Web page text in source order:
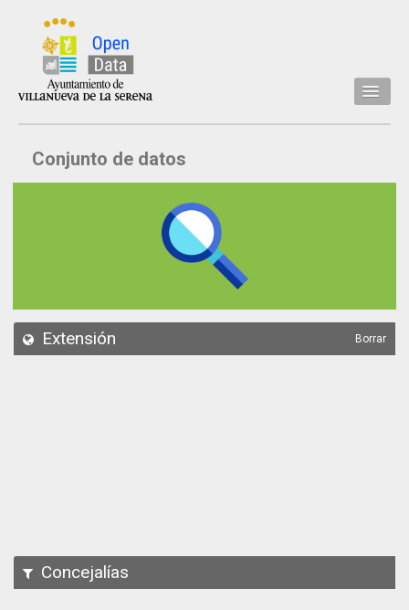
Inicio
Datos
API
Conjunto de datos
Extensión Borrar
Concejalías